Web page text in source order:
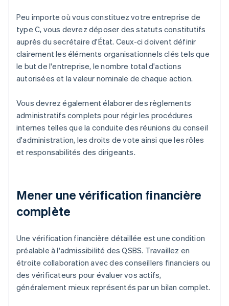
Peu importe où vous constituez votre entreprise de
type C, vous devrez déposer des statuts constitutifs
auprès du secrétaire d'État. Ceux-ci doivent définir
clairement les éléments organisationnels clés tels que
le but de l'entreprise, le nombre total d'actions
autorisées et la valeur nominale de chaque action.
Vous devrez également élaborer des règlements
administratifs complets pour régir les procédures
internes telles que la conduite des réunions du conseil
d'administration, les droits de vote ainsi que les rôles
et responsabilités des dirigeants.
Mener une vérification financière
complète
Une vérification financière détaillée est une condition
préalable à l'admissibilité des QSBS. Travaillez en
étroite collaboration avec des conseillers financiers ou
des vérificateurs pour évaluer vos actifs,
généralement mieux représentés par un bilan complet.